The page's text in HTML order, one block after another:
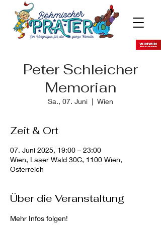
Peter Schleicher
Memorian
Sa., 07. Juni
  |
Wien
Zeit & Ort
07. Juni 2025, 19:00 – 23:00
Wien, Laaer Wald 30C, 1100 Wien,
Österreich
Über die Veranstaltung
Mehr Infos folgen!